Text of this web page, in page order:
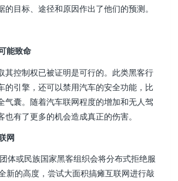
的目标、途径和原因作出了他们的预测。
能致命
其控制权已被证明是可行的。此类黑客行
的引擎，还可以禁用汽车的安全功能，比
气囊。随着汽车联网程度的增加和无人驾
有了更多的机会造成真正的伤害。
网
体或民族国家黑客组织会将分布式拒绝服
新的高度，尝试大面积搞瘫互联网进行敲